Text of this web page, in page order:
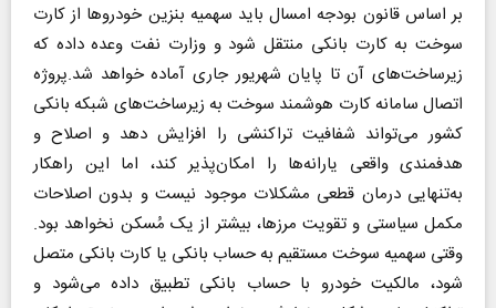
بر اساس قانون بودجه امسال باید سهمیه بنزین خودروها از کارت
سوخت به کارت بانکی منتقل شود و وزارت نفت وعده داده‌ که
زیرساخت‌های آن تا پایان شهریور جاری آماده خواهد شد.پروژه
اتصال سامانه کارت هوشمند سوخت به زیرساخت‌های شبکه بانکی
کشور می‌تواند شفافیت تراکنشی را افزایش دهد و اصلاح و
هدفمندی واقعی یارانه‌ها را امکان‌پذیر کند، اما این راهکار
به‌تنهایی درمان قطعی مشکلات موجود نیست و بدون اصلاحات
مکمل سیاستی و تقویت مرزها، بیشتر از یک مُسکن نخواهد بود.
وقتی سهمیه سوخت مستقیم به حساب بانکی یا کارت بانکی متصل
شود، مالکیت خودرو با حساب بانکی تطبیق داده می‌شود و